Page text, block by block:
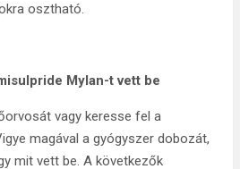
osztható.
Mylan-t vett be
vagy keresse fel a
magával a gyógyszer dobozát,
mit vett be. A következők